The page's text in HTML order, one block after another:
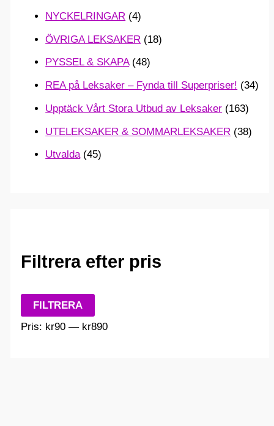
NYCKELRINGAR (4)
ÖVRIGA LEKSAKER (18)
PYSSEL & SKAPA (48)
REA på Leksaker – Fynda till Superpriser! (34)
Upptäck Vårt Stora Utbud av Leksaker (163)
UTELEKSAKER & SOMMARLEKSAKER (38)
Utvalda (45)
Filtrera efter pris
ia
FILTRERA
Pris: kr90 — kr890